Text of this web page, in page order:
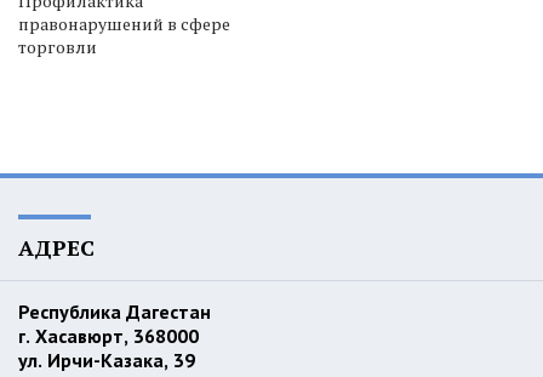
правонарушений в сфере
торговли
АДРЕС
Республика Дагестан
г. Хасавюрт, 368000
ул. Ирчи-Казака, 39